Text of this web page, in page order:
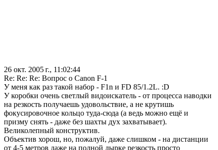
26 окт. 2005 г., 11:02:44
Re: Re: Re: Вопрос о Canon F-1
У меня как раз такой набор - F1n и FD 85/1.2L. :D
У коробки очень светлый видоискатель - от процесса наводки
на резкость получаешь удовольствие, а не крутишь
фокусировочное кольцо туда-сюда (а ведь можно ещё и
призму снять - даже без шахты дух захватывает).
Великолепный конструктив.
Объектив хорош, но, пожалуй, даже слишком - на дистанции
от 4-5 метров даже на полной дырке резкость просто